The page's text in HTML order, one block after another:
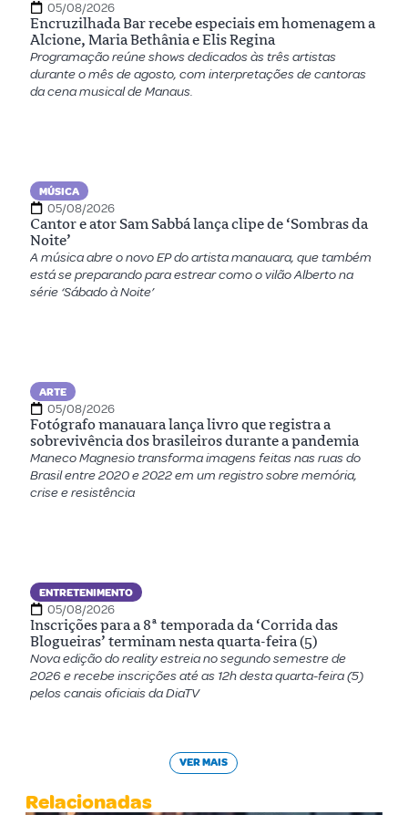
05/08/2026
Encruzilhada Bar recebe especiais em homenagem a
Alcione, Maria Bethânia e Elis Regina
Programação reúne shows dedicados às três artistas
durante o mês de agosto, com interpretações de cantoras
da cena musical de Manaus.
MÚSICA
05/08/2026
Cantor e ator Sam Sabbá lança clipe de ‘Sombras da
Noite’
A música abre o novo EP do artista manauara, que também
está se preparando para estrear como o vilão Alberto na
série ‘Sábado à Noite’
ARTE
05/08/2026
Fotógrafo manauara lança livro que registra a
sobrevivência dos brasileiros durante a pandemia
Maneco Magnesio transforma imagens feitas nas ruas do
Brasil entre 2020 e 2022 em um registro sobre memória,
crise e resistência
ENTRETENIMENTO
05/08/2026
Inscrições para a 8ª temporada da ‘Corrida das
Blogueiras’ terminam nesta quarta-feira (5)
Nova edição do reality estreia no segundo semestre de
2026 e recebe inscrições até as 12h desta quarta-feira (5)
pelos canais oficiais da DiaTV
VER MAIS
Relacionadas